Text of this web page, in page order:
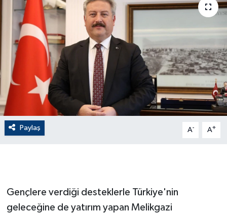
Paylaş A- A+
Gençlere verdiği desteklerle Türkiye'nin
geleceğine de yatırım yapan Melikgazi
Dünya
EĞİTİM
EKONOMİ
English News
Finans
GENEL